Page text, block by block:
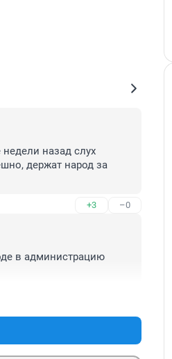
недели назад слух
держат народ за
+3 –0
в администрацию